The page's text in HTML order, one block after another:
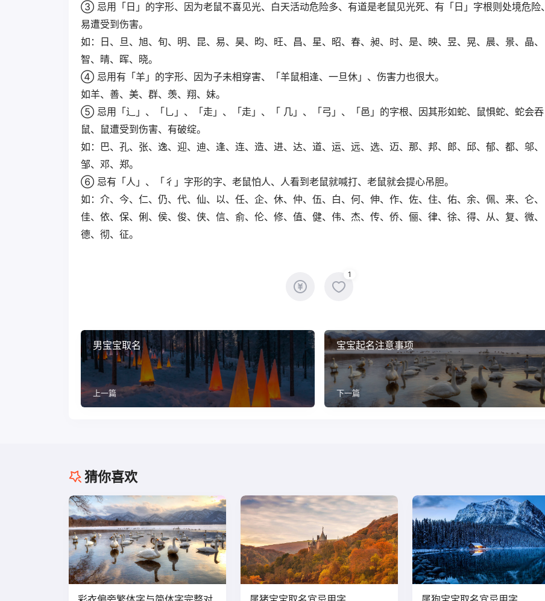
③ 忌用「日」的字形、因为老鼠不喜见光、白天活动危险多、有道是老鼠见光死、有「日」字根则处境危险、
易遭受到伤害。
如：日、旦、旭、旬、明、昆、易、昊、昀、旺、昌、星、昭、春、昶、时、是、映、昱、晃、晨、景、晶、
智、晴、晖、晓。
④ 忌用有「羊」的字形、因为子未相穿害、「羊鼠相逢、一旦休」、伤害力也很大。
如羊、善、美、群、羡、翔、妹。
⑤ 忌用「辶」、「乚」、「走」、「走」、「 几」、「弓」、「邑」的字根、因其形如蛇、鼠惧蛇、蛇会吞
鼠、鼠遭受到伤害、有破绽。
如：巴、孔、张、逸、迎、迪、逢、连、造、进、达、道、运、远、选、迈、那、邦、郎、邱、郁、都、邬、
邹、邓、郑。
⑥ 忌有「人」、「彳」字形的字、老鼠怕人、人看到老鼠就喊打、老鼠就会提心吊胆。
如：介、今、仁、仍、代、仙、以、任、企、休、仲、伍、白、何、伸、作、佐、住、佑、余、佩、来、仑、
佳、依、保、俐、侯、俊、侠、信、俞、伦、修、值、健、伟、杰、传、侨、俪、律、徐、得、从、复、微、
德、彻、征。
1
男宝宝取名
上一篇
宝宝起名注意事项
下一篇
猜你喜欢